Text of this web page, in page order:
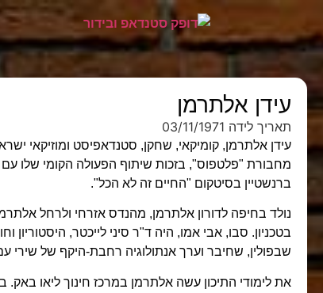
עידן אלתרמן
תאריך לידה 03/11/1971
עידן אלתרמן, קומיקאי, שחקן, סטנדאפיסט ומוזיקאי
מחבורת "פלטפוס", בזכות שיתוף הפעולה הקומי שלו עם
ברנשטיין בסיטקום "החיים זה לא הכל".
נולד בחיפה לדורון אלתרמן, מהנדס אזרחי ולרחל
בטכניון. סבו, אבי אמו, היה ד"ר סיני לייכטר, היסטוריון
שבפולין, שחיבר וערך אנתולוגיה רחבת-היקף של שירי
את לימודי התיכון עשה אלתרמן במרכז חינוך ליאו